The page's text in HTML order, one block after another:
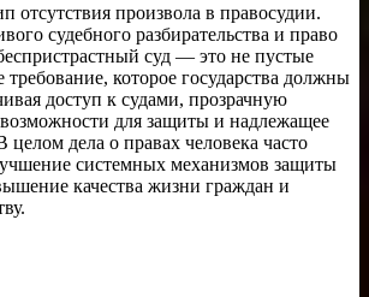
отсутствия произвола в правосудии.
судебного разбирательства и право
суд — это не пустые
требование, которое государства должны
доступ к судами, прозрачную
для защиты и надлежащее
целом дела о правах человека часто
системных механизмов защиты
качества жизни граждан и